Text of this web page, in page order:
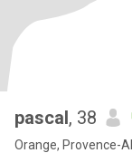
pascal, 38
Orange, Provence-